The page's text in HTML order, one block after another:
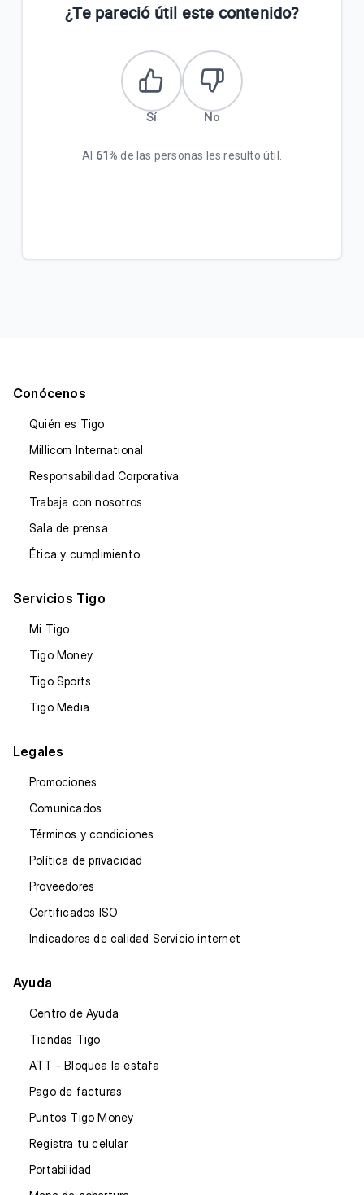
¿Te pareció útil este contenido?
Sí No
Al 61% de las personas les resulto útil.
Conócenos
Quién es Tigo
Millicom International
Responsabilidad Corporativa
Trabaja con nosotros
Sala de prensa
Ética y cumplimiento
Servicios Tigo
Mi Tigo
Tigo Money
Tigo Sports
Tigo Media
Legales
Promociones
Comunicados
Términos y condiciones
Política de privacidad
Proveedores
Certificados ISO
Indicadores de calidad Servicio internet
Ayuda
Centro de Ayuda
Tiendas Tigo
ATT - Bloquea la estafa
Pago de facturas
Puntos Tigo Money
Registra tu celular
Portabilidad